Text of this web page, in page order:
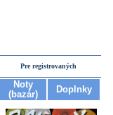
Pre registrovaných
Noty
(bazár)
Doplnky